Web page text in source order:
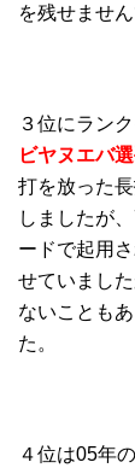
を残せません
３位にラン
ビヤヌエバ
打を放った
しましたが
ードで起用
せていまし
ないことも
た。
４位は05年の